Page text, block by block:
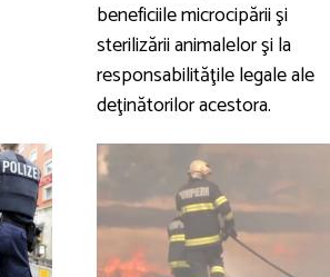
beneficiile microcipării şi
sterilizării animalelor şi la
responsabilităţile legale ale
deţinătorilor acestora.